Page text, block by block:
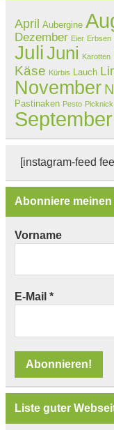
April Aubergine
Dezember Eier Erbsen
JuliJuni Karotten
Käse Kürbis Lauch
November
Pastinaken Pesto Picknick
September
[instagram-feed
Abonniere
Vorname
E-Mail *
Liste guter